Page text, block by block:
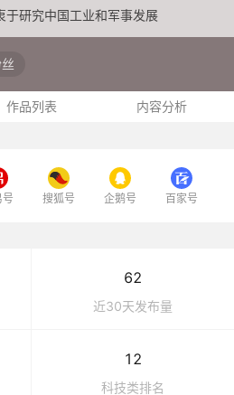
于研究中国工业和军事发展
作品列表 内容分析
号 搜狐号 企鹅号 百家号
62
近30天发布量
12
科技类排名